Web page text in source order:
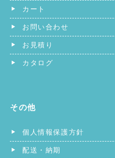
カート
お問い合わせ
お見積り
カタログ
その他
個人情報保護方針
配送・納期